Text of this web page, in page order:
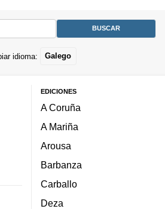
idioma: Galego
EDICIONES
A Coruña
A Mariña
Arousa
Barbanza
Carballo
Deza